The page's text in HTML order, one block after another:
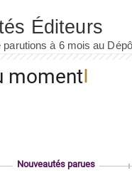
moment
Nouveautés parues